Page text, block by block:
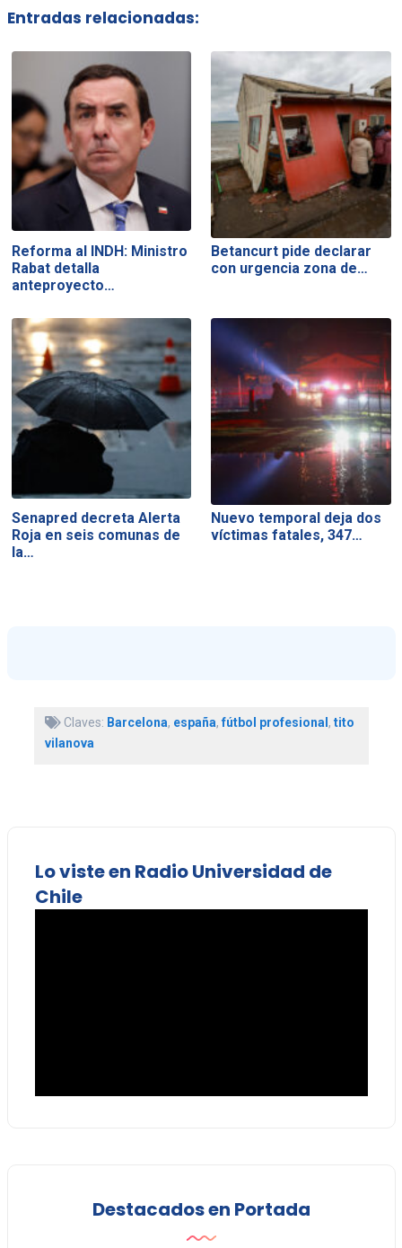
Entradas relacionadas:
Reforma al INDH: Ministro
Rabat detalla
anteproyecto…
Betancurt pide declarar
con urgencia zona de…
Senapred decreta Alerta
Roja en seis comunas de
la…
Nuevo temporal deja dos
víctimas fatales, 347…
Claves: Barcelona, españa,fútbol profesional, tito
vilanova
Lo viste en Radio Universidad de
Chile
Destacados en Portada